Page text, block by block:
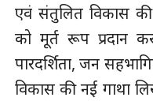
एवं संतुलित विकास की
को मूर्त रूप प्रदान
पारदर्शिता, जन
विकास की नई गाथा